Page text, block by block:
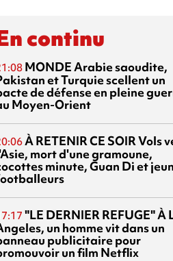
continu
MONDEArabie saoudite,
et Turquie scellent un
de défense en pleine
Moyen-Orient
À RETENIR CE SOIRVols
mort d'une gramoune,
minute, Guan Di et
"LE DERNIER REFUGE"À
un homme vit dans un
publicitaire pour
un film Netflix